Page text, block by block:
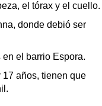
el tórax y el cuello.
donde debió ser
el barrio Espora.
17 años, tienen que